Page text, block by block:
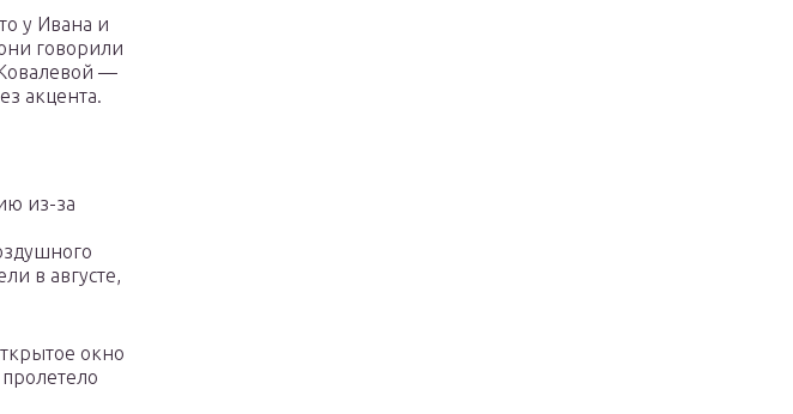
у Ивана и
говорили
—
акцента.
из-за
в августе,
окно